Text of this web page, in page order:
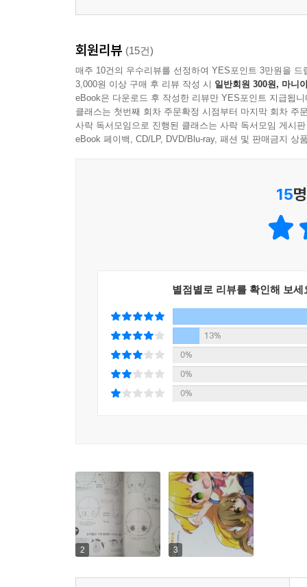
회원리뷰 (15건)
매주 10건의 우수리뷰를 선정하여 YES포인트 3만원을 드
3,000원 이상 구매 후 리뷰 작성 시 일반회원 300원, 마니
eBook은 다운로드 후 작성한 리뷰만 YES포인트 지급됩니
클래스는 첫번째 회차 주문확정 시점부터 마지막 회차 주
사락 독서모임으로 진행된 클래스는 사락 독서모임 게시
eBook 페이백, CD/LP, DVD/Blu-ray, 패션 및 판매금지 상
15
별점별로 리뷰를 확인해 보세
13%
0%
0%
0%
2 3